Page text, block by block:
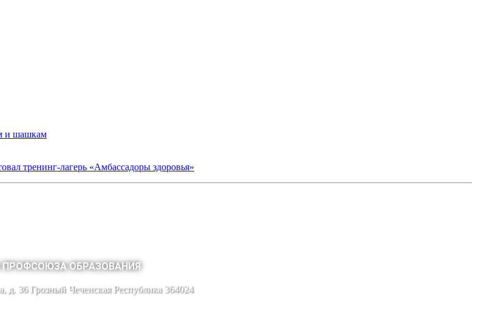
и шашкам
тренинг-лагерь «Амбассадоры здоровья»
ПРОФСОЮЗА ОБРАЗОВАНИЯ
д. 36 Грозный Чеченская Республика 364024